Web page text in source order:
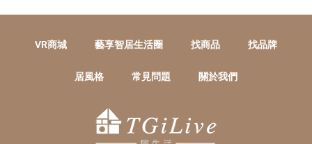
VR商城 藝享智居生活圈 找商品 找品牌
居風格 常見問題 關於我們